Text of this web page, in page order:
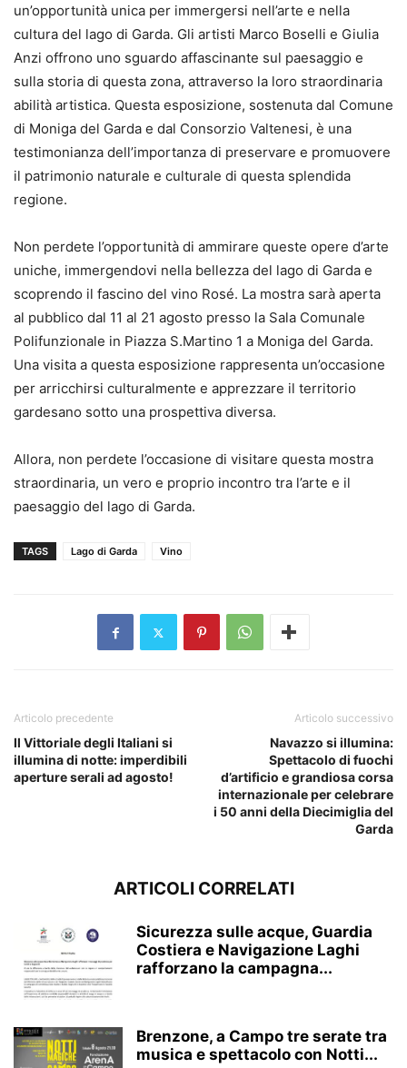
un’opportunità unica per immergersi nell’arte e nella
cultura del lago di Garda. Gli artisti Marco Boselli e Giulia
Anzi offrono uno sguardo affascinante sul paesaggio e
sulla storia di questa zona, attraverso la loro straordinaria
abilità artistica. Questa esposizione, sostenuta dal Comune
di Moniga del Garda e dal Consorzio Valtenesi, è una
testimonianza dell’importanza di preservare e promuovere
il patrimonio naturale e culturale di questa splendida
regione.
Non perdete l’opportunità di ammirare queste opere d’arte
uniche, immergendovi nella bellezza del lago di Garda e
scoprendo il fascino del vino Rosé. La mostra sarà aperta
al pubblico dal 11 al 21 agosto presso la Sala Comunale
Polifunzionale in Piazza S.Martino 1 a Moniga del Garda.
Una visita a questa esposizione rappresenta un’occasione
per arricchirsi culturalmente e apprezzare il territorio
gardesano sotto una prospettiva diversa.
Allora, non perdete l’occasione di visitare questa mostra
straordinaria, un vero e proprio incontro tra l’arte e il
paesaggio del lago di Garda.
TAGS Lago di Garda Vino
Articolo precedente
Il Vittoriale degli Italiani si
illumina di notte: imperdibili
aperture serali ad agosto!
Articolo successivo
Navazzo si illumina:
Spettacolo di fuochi
d’artificio e grandiosa corsa
internazionale per celebrare
i 50 anni della Diecimiglia del
Garda
ARTICOLI CORRELATI
Sicurezza sulle acque, Guardia
Costiera e Navigazione Laghi
rafforzano la campagna...
Brenzone, a Campo tre serate tra
musica e spettacolo con Notti...